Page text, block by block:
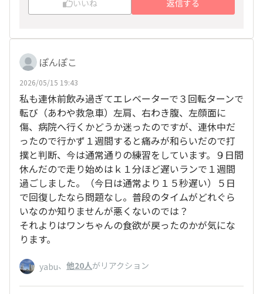
いいね 返信する
ぽんぽこ
2026/05/15 19:43
私も連休前飲み過ぎてエレベーターで３回転ターンで
転び（あわや救急車）左肩、右わき腹、左顔面に
傷、病院へ行くかどうか迷ったのですが、連休中だ
ったので行かず１週間すると痛みが和らいだので打
撲と判断、今は通常通りの練習をしています。９日間
休んだので走り始めはｋ１分ほど遅いランで１週間
過ごしました。（今日は通常より１５秒遅い）５日
で回復したなら問題なし。普段のタイムがどれぐら
いなのか知りませんが悪くないのでは？
それよりはワンちゃんの食欲が戻ったのかが気にな
ります。
yabu、 他20人がリアクション